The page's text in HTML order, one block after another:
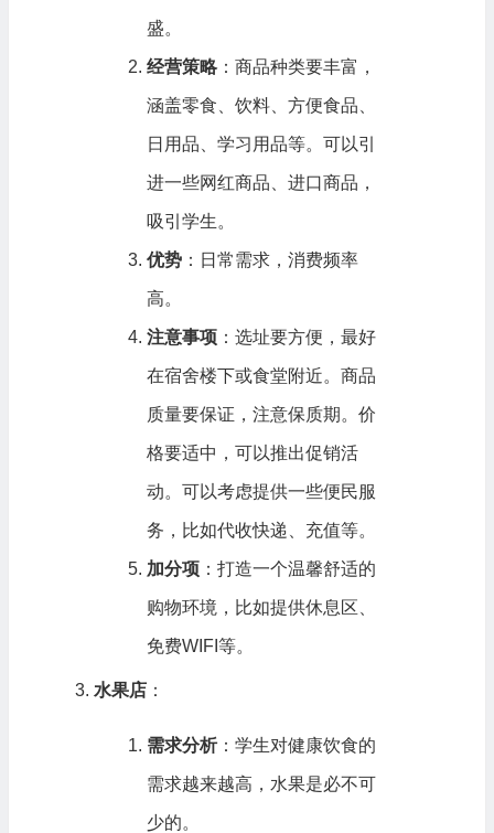
盛。
经营策略：商品种类要丰富，
涵盖零食、饮料、方便食品、
日用品、学习用品等。可以引
进一些网红商品、进口商品，
吸引学生。
优势：日常需求，消费频率
高。
注意事项：选址要方便，最好
在宿舍楼下或食堂附近。商品
质量要保证，注意保质期。价
格要适中，可以推出促销活
动。可以考虑提供一些便民服
务，比如代收快递、充值等。
加分项：打造一个温馨舒适的
购物环境，比如提供休息区、
免费WIFI等。
水果店：
需求分析：学生对健康饮食的
需求越来越高，水果是必不可
少的。